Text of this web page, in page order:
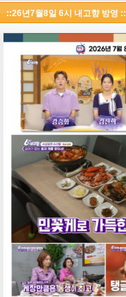
택시맛객 PICK, 보령맛집
::26년7월8일 6시 내고향 방영 ::